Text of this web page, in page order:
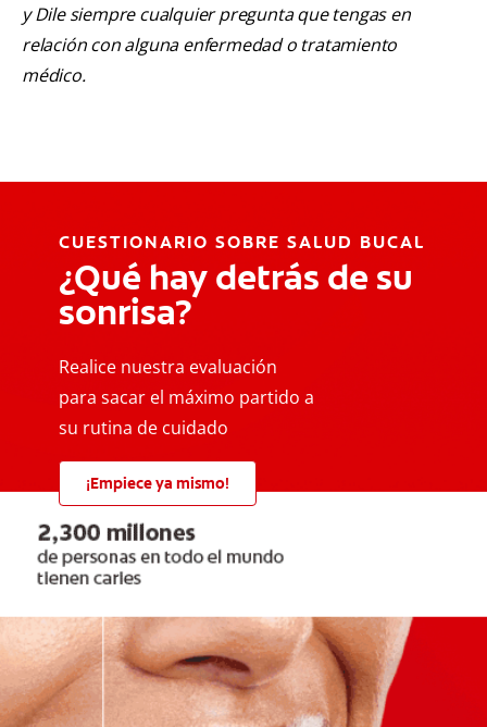
y Dile siempre cualquier pregunta que tengas en
relación con alguna enfermedad o tratamiento
médico.
CUESTIONARIO SOBRE SALUD BUCAL
¿Qué hay detrás de su
sonrisa?
Realice nuestra evaluación
para sacar el máximo partido a
su rutina de cuidado
¡Empiece ya mismo!